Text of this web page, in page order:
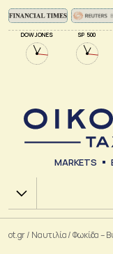
DOW JONES SP 500
MARKETS
Χ.Α.
ot.gr/ Ναυτιλία/Φωκίδα –